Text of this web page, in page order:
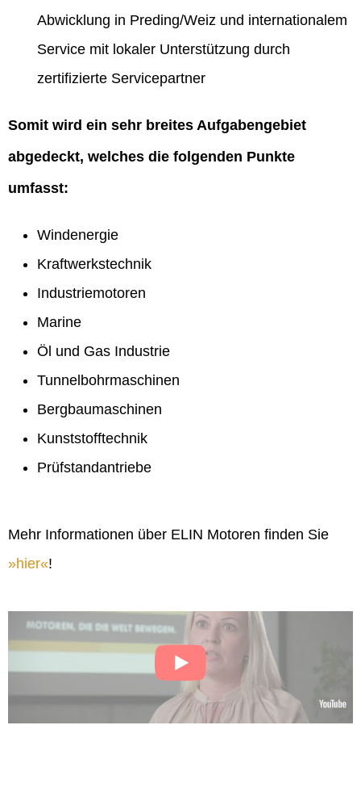
Abwicklung in Preding/Weiz und internationalem
Service mit lokaler Unterstützung durch
zertifizierte Servicepartner
Somit wird ein sehr breites Aufgabengebiet
abgedeckt, welches die folgenden Punkte
umfasst:
Windenergie
Kraftwerkstechnik
Industriemotoren
Marine
Öl und Gas Industrie
Tunnelbohrmaschinen
Bergbaumaschinen
Kunststofftechnik
Prüfstandantriebe
Mehr Informationen über ELIN Motoren finden Sie
hier !